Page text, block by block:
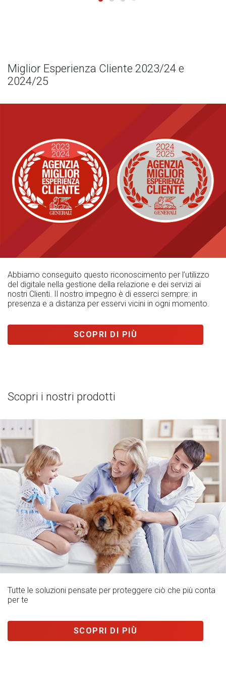
Miglior Esperienza Cliente 2023/24 e
2024/25
Abbiamo conseguito questo riconoscimento per l’utilizzo
del digitale nella gestione della relazione e dei servizi ai
nostri Clienti. Il nostro impegno è di esserci sempre: in
presenza e a distanza per esservi vicini in ogni momento.
SCOPRI DI PIÙ
Scopri i nostri prodotti
Tutte le soluzioni pensate per proteggere ciò che più conta
per te
SCOPRI DI PIÙ